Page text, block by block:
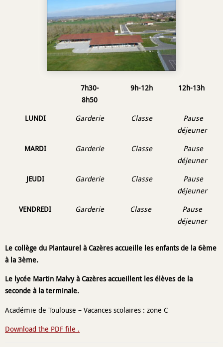
7h30-
8h50
9h-12h 12h-13h
LUNDI Garderie Classe
Pause
déjeuner
MARDI
Garderie Classe
Pause
déjeuner
JEUDI
Garderie Classe
Pause
déjeuner
VENDREDI
Garderie Classe
Pause
déjeuner
Le collège du Plantaurel à Cazères accueille les enfants de la 6ème
à la 3ème.
Le lycée Martin Malvy à Cazères accueillent les élèves de la
seconde à la terminale.
Académie de Toulouse – Vacances scolaires : zone C
Download the PDF file .